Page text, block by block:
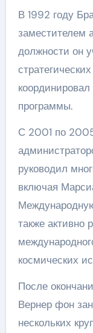
В 1992 году
заместителем
должности он
программы.
С 2001 по
руководил
включая
также активно
космических
После
Вернер фон
нескольких